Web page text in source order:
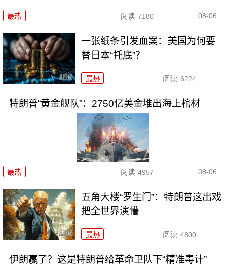
最热 阅读 7180 08-06
一张纸条引发血案：美国为何要
替日本“托底”？
最热 阅读 6224
特朗普“黄金舰队”：2750亿美金堆出海上棺材
最热 阅读 4957 08-06
五角大楼“罗生门”：特朗普这出戏
把全世界演懵
最热 阅读 4800
伊朗赢了？这是特朗普给革命卫队下“精准毒计”